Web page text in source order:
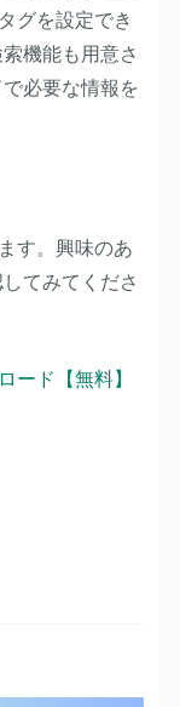
グを設定でき
機能も用意さ
必要な情報を
す。興味のあ
てみてくださ
ード【無料】